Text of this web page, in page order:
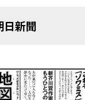
新聞